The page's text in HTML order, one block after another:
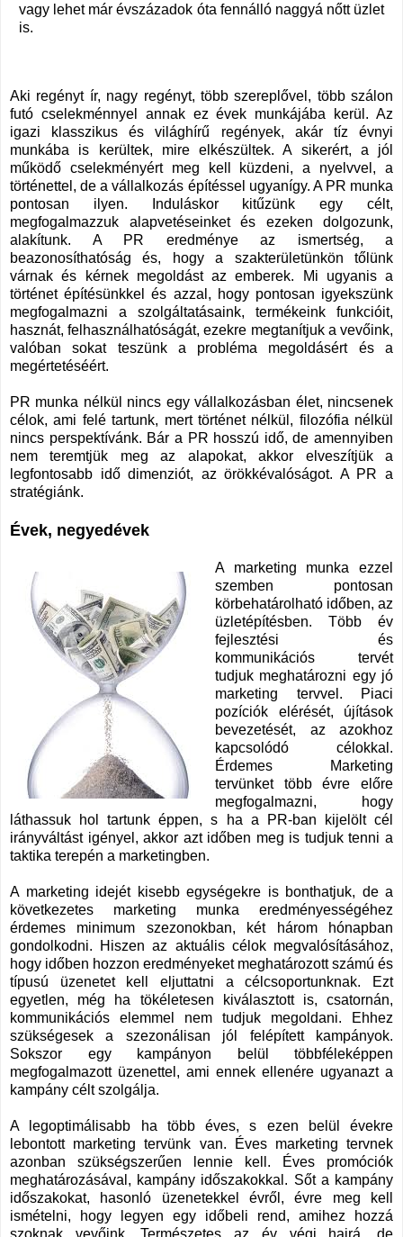
vagy lehet már évszázadok óta fennálló naggyá nőtt üzlet
is.
Aki regényt ír, nagy regényt, több szereplővel, több szálon
futó cselekménnyel annak ez évek munkájába kerül. Az
igazi klasszikus és világhírű regények, akár tíz évnyi
munkába is kerültek, mire elkészültek. A sikerért, a jól
működő cselekményért meg kell küzdeni, a nyelvvel, a
történettel, de a vállalkozás építéssel ugyanígy. A PR munka
pontosan ilyen. Induláskor kitűzünk egy célt,
megfogalmazzuk alapvetéseinket és ezeken dolgozunk,
alakítunk. A PR eredménye az ismertség, a
beazonosíthatóság és, hogy a szakterületünkön tőlünk
várnak és kérnek megoldást az emberek. Mi ugyanis a
történet építésünkkel és azzal, hogy pontosan igyekszünk
megfogalmazni a szolgáltatásaink, termékeink funkcióit,
hasznát, felhasználhatóságát, ezekre megtanítjuk a vevőink,
valóban sokat teszünk a probléma megoldásért és a
megértetéséért.
PR munka nélkül nincs egy vállalkozásban élet, nincsenek
célok, ami felé tartunk, mert történet nélkül, filozófia nélkül
nincs perspektívánk. Bár a PR hosszú idő, de amennyiben
nem teremtjük meg az alapokat, akkor elveszítjük a
legfontosabb idő dimenziót, az örökkévalóságot. A PR a
stratégiánk.
Évek, negyedévek
A marketing munka ezzel
szemben pontosan
körbehatárolható időben, az
üzletépítésben. Több év
fejlesztési és
kommunikációs tervét
tudjuk meghatározni egy jó
marketing tervvel. Piaci
pozíciók elérését, újítások
bevezetését, az azokhoz
kapcsolódó célokkal.
Érdemes Marketing
tervünket több évre előre
megfogalmazni, hogy
láthassuk hol tartunk éppen, s ha a PR-ban kijelölt cél
irányváltást igényel, akkor azt időben meg is tudjuk tenni a
taktika terepén a marketingben.
A marketing idejét kisebb egységekre is bonthatjuk, de a
következetes marketing munka eredményességéhez
érdemes minimum szezonokban, két három hónapban
gondolkodni. Hiszen az aktuális célok megvalósításához,
hogy időben hozzon eredményeket meghatározott számú és
típusú üzenetet kell eljuttatni a célcsoportunknak. Ezt
egyetlen, még ha tökéletesen kiválasztott is, csatornán,
kommunikációs elemmel nem tudjuk megoldani. Ehhez
szükségesek a szezonálisan jól felépített kampányok.
Sokszor egy kampányon belül többféleképpen
megfogalmazott üzenettel, ami ennek ellenére ugyanazt a
kampány célt szolgálja.
A legoptimálisabb ha több éves, s ezen belül évekre
lebontott marketing tervünk van. Éves marketing tervnek
azonban szükségszerűen lennie kell. Éves promóciók
meghatározásával, kampány időszakokkal. Sőt a kampány
időszakokat, hasonló üzenetekkel évről, évre meg kell
ismételni, hogy legyen egy időbeli rend, amihez hozzá